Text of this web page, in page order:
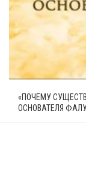
«ПОЧЕМУ
ОСНОВАТЕЛЯ